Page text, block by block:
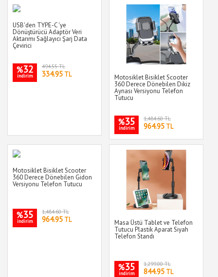
USB'den TYPE-C 'ye
Dönüştürücü Adaptör Veri
Aktarımı Sağlayıcı Şarj Data
Çevirici
%32
indirim
494.55 TL
334.95 TL
Motosiklet Bisiklet Scooter
360 Derece Dönebilen Dikiz
Aynası Versiyonu Telefon
Tutucu
%35
indirim
1,484.60 TL
964.95 TL
Motosiklet Bisiklet Scooter
360 Derece Dönebilen Gidon
Versiyonu Telefon Tutucu
%35
indirim
1,484.60 TL
964.95 TL
Masa Üstü Tablet ve Telefon
Tutucu Plastik Aparat Siyah
Telefon Standı
%35
indirim
1,299.00 TL
844.95 TL